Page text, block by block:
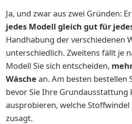
Ja, und zwar aus zwei Gründen:
jedes Modell gleich gut für
Handhabung der verschiedenen
unterschiedlich. Zweitens fällt je
Modell Sie sich entscheiden,
Wäsche an. Am besten bestellen
bevor Sie Ihre Grundausstattung
ausprobieren, welche
zusagt.